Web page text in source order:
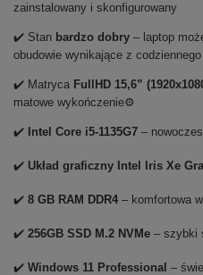
zainstalowany i skonfigurowany
✔️ Stan bardzo dobry – laptop
obudowie wynikające z
✔️ Matryca FullHD 15,6”
matowe wykończenie⚙️
✔️ Intel Core i5-1135G7 –
✔️ Układ graficzny Intel Iris Xe
✔️ 8 GB RAM DDR4 – komfortowa
✔️ 256GB SSD M.2 NVMe – szybki
✔️ Windows 11 Professional –